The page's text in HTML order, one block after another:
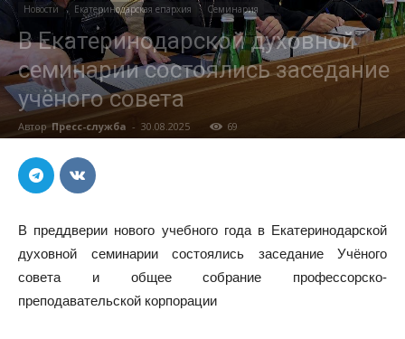
Новости Екатеринодарская епархия Семинария
В Екатеринодарской духовной
семинарии состоялись заседание
учёного совета
Автор Пресс-служба - 30.08.2025 69
В преддверии нового учебного года в Екатеринодарской
духовной семинарии состоялись заседание Учёного
совета и общее собрание профессорско-
преподавательской корпорации